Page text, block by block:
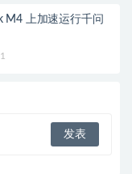
M4 上加速运行千问